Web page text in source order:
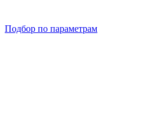
Подбор по параметрам